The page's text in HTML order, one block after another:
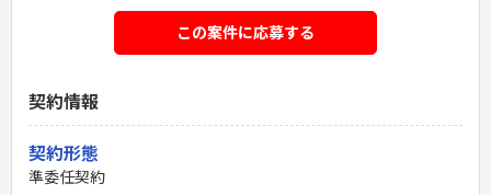
この案件に応募する
契約情報
契約形態
準委任契約